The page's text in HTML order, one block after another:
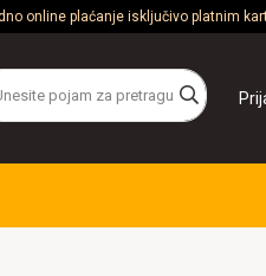
online plaćanje isključivo platnim